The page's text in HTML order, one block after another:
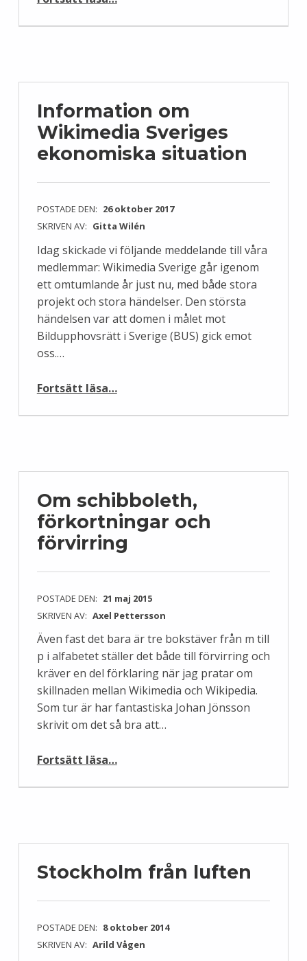
Information om
Wikimedia Sveriges
ekonomiska situation
POSTADE DEN: 26 oktober 2017
SKRIVEN AV: Gitta Wilén
Idag skickade vi följande meddelande till våra
medlemmar: Wikimedia Sverige går igenom
ett omtumlande år just nu, med både stora
projekt och stora händelser. Den största
händelsen var att domen i målet mot
Bildupphovsrätt i Sverige (BUS) gick emot
oss.…
Fortsätt läsa…
Om schibboleth,
förkortningar och
förvirring
POSTADE DEN: 21 maj 2015
SKRIVEN AV: Axel Pettersson
Även fast det bara är tre bokstäver från m till
p i alfabetet ställer det både till förvirring och
kräver en del förklaring när jag pratar om
skillnaden mellan Wikimedia och Wikipedia.
Som tur är har fantastiska Johan Jönsson
skrivit om det så bra att…
Fortsätt läsa…
Stockholm från luften
POSTADE DEN: 8 oktober 2014
SKRIVEN AV: Arild Vågen